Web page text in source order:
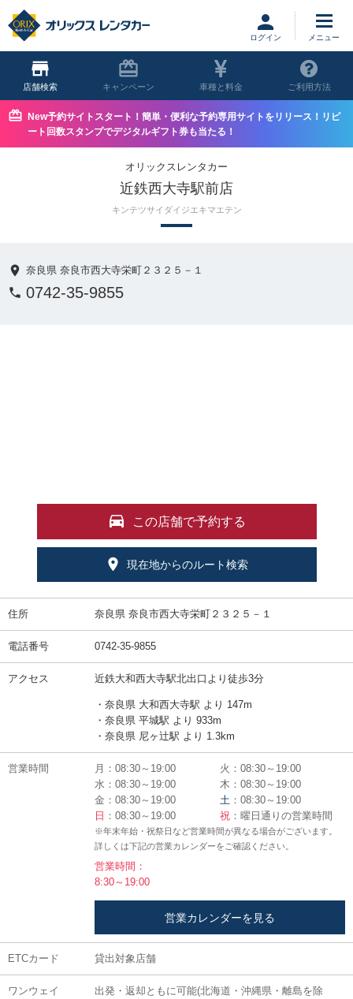
ログイン
店舗 キャンペーン 車種と料金 ご利用方法
New予約サイトスタート！簡単・便利な予約専用サイトをリリース！リピ
ート回数スタンプでデジタルギフト券も当たる！
オリックスレンタカー
近鉄西大寺駅前店
キンテツサイダイジエキマエテン
奈良県 奈良市西大寺栄町２３２５－１
0742-35-9855
この店舗で予約する
現在地からのルート検索
住所 奈良県 奈良市西大寺栄町２３２５－１
電話番号 0742-35-9855
アクセス 近鉄大和西大寺駅北出口より徒歩3分
・奈良県 大和西大寺駅 より 147m
・奈良県 平城駅 より 933m
・奈良県 尼ヶ辻駅 より 1.3km
営業時間 月：08:30～19:00
火：08:30～19:00
水：08:30～19:00
木：08:30～19:00
金：08:30～19:00
土 ：08:30～19:00
日 ：08:30～19:00 祝 ：曜日通りの営業時間
※年末年始・祝祭日など営業時間が異なる場合がございます。
詳しくは下記の営業カレンダーをご確認ください。
営業時間：
8:30～19:00
営業カレンダーを見る
ETCカード 貸出対象店舗
ワンウェイ
出発・返却ともに可能(北海道・沖縄県・離島を除